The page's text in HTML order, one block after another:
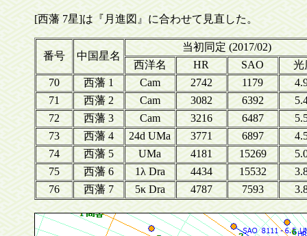
[西藩 7星]は『月進図』に合わせて見直した。
番号 中国星名
当初同定 (2017/02)
西洋名
HR SAO
光
70
西藩 1 Cam 2742 1179
71
西藩 2 Cam 3082 6392
72
西藩 3 Cam 3216 6487
73
西藩 4 24d UMa 3771 6897
74
西藩 5 UMa 4181 15269
75
西藩 6 1λ Dra 4434 15532
76
西藩 7 5κ Dra 4787 7593